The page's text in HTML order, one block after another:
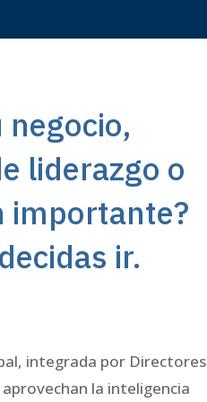
liderazgo o
importante?
ir.
integrada por Directores
la inteligencia